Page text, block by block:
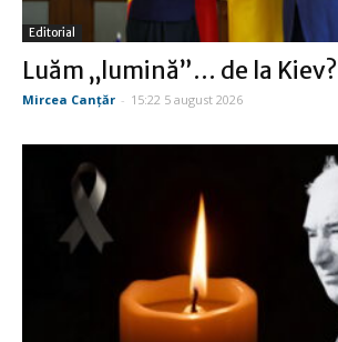
Editorial
Luăm „lumină”… de la Kiev?
Mircea Canţăr - 15:22 5 august 2026